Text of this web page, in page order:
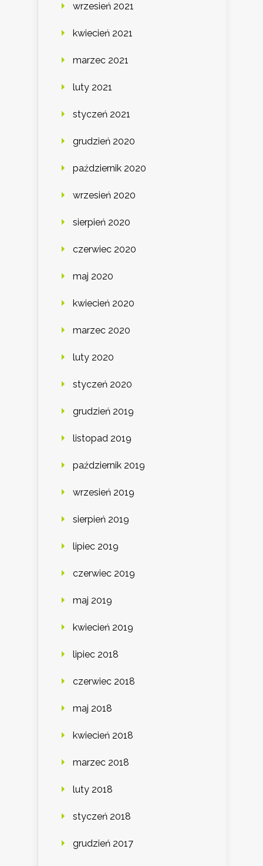
wrzesień 2021
kwiecień 2021
marzec 2021
luty 2021
styczeń 2021
grudzień 2020
październik 2020
wrzesień 2020
sierpień 2020
czerwiec 2020
maj 2020
kwiecień 2020
marzec 2020
luty 2020
styczeń 2020
grudzień 2019
listopad 2019
październik 2019
wrzesień 2019
sierpień 2019
lipiec 2019
czerwiec 2019
maj 2019
kwiecień 2019
lipiec 2018
czerwiec 2018
maj 2018
kwiecień 2018
marzec 2018
luty 2018
styczeń 2018
grudzień 2017